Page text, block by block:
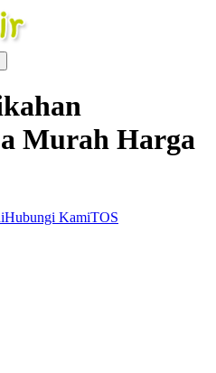
Murah Harga
Hubungi KamiTOS